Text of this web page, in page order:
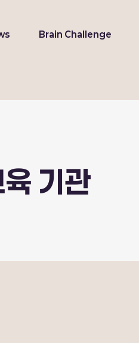
Brain Challenge
기관